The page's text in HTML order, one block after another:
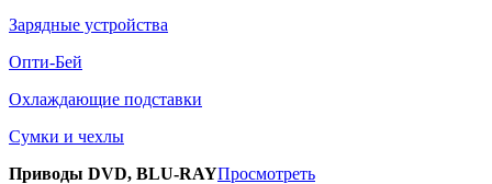
Зарядные устройства
Опти-Бей
Охлаждающие подставки
Сумки и чехлы
Приводы DVD, BLU-RAYПросмотреть